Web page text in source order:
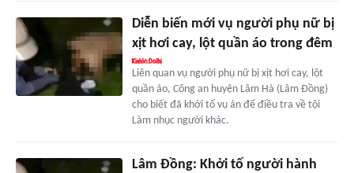
Diễn biến mới vụ người phụ nữ bị
xịt hơi cay, lột quần áo trong đêm
Liên quan vụ người phụ nữ bị xịt hơi cay, lột
quần áo, Công an huyện Lâm Hà (Lâm Đồng)
cho biết đã khởi tố vụ án để điều tra về tội
Làm nhục người khác.
Lâm Đồng: Khởi tố người hành